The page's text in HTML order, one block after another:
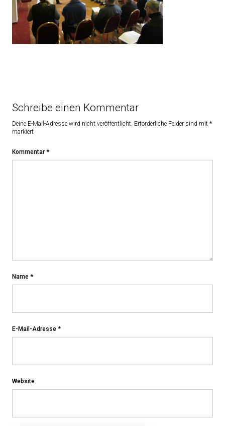
Schreibe einen Kommentar
Deine E-Mail-Adresse wird nicht veröffentlicht. Erforderliche Felder sind mit *
markiert
Kommentar *
Name *
E-Mail-Adresse *
Website